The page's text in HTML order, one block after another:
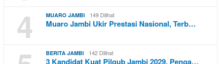
4 MUARO JAMBI 149 Dilihat
Muaro Jambi Ukir Prestasi Nasional, Terb…
BERITA JAMBI 142 Dilihat
3 Kandidat Kuat Pilgub Jambi 2029, Penga…